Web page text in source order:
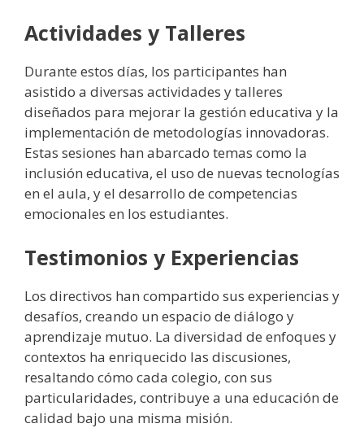
Actividades y Talleres
Durante estos días, los participantes han
asistido a diversas actividades y talleres
diseñados para mejorar la gestión educativa y la
implementación de metodologías innovadoras.
Estas sesiones han abarcado temas como la
inclusión educativa, el uso de nuevas tecnologías
en el aula, y el desarrollo de competencias
emocionales en los estudiantes.
Testimonios y Experiencias
Los directivos han compartido sus experiencias y
desafíos, creando un espacio de diálogo y
aprendizaje mutuo. La diversidad de enfoques y
contextos ha enriquecido las discusiones,
resaltando cómo cada colegio, con sus
particularidades, contribuye a una educación de
calidad bajo una misma misión.